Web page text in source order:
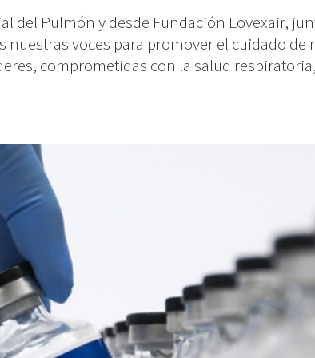
del Pulmón y desde Fundación Lovexair,
voces para promover el cuidado de
comprometidas con la salud